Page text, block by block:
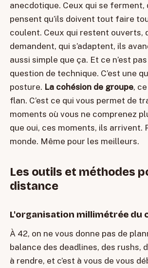
anecdotique. Ceux qui se ferment,
pensent qu’ils doivent tout faire
coulent. Ceux qui restent ouverts,
demandent, qui s’adaptent, ils
aussi simple que ça. Et ce n’est
question de technique. C’est une
posture. La cohésion de groupe,
flan. C’est ce qui vous permet de
moments où vous ne comprenez
que oui, ces moments, ils arrivent.
monde. Même pour les meilleurs.
Les outils et méthodes
distance
L'organisation millimétrée du
À 42, on ne vous donne pas de
balance des deadlines, des rushs,
à rendre, et c’est à vous de vous